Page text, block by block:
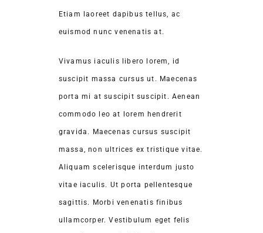
Etiam laoreet dapibus tellus, ac
euismod nunc venenatis at.
Vivamus iaculis libero lorem, id
suscipit massa cursus ut. Maecenas
porta mi at suscipit suscipit. Aenean
commodo leo at lorem hendrerit
gravida. Maecenas cursus suscipit
massa, non ultrices ex tristique vitae.
Aliquam scelerisque interdum justo
vitae iaculis. Ut porta pellentesque
sagittis. Morbi venenatis finibus
ullamcorper. Vestibulum eget felis